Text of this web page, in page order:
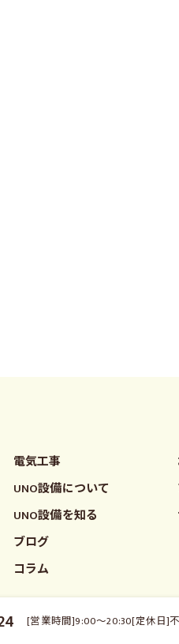
[営業時間]9:00～20:30[定休日]
電気工事
UNO設備について
UNO設備を知る
ブログ
コラム